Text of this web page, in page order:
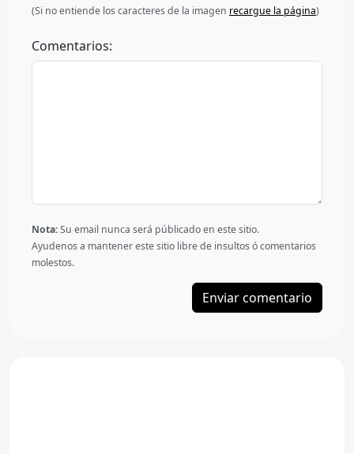
(Si no entiende los caracteres de la imagen recargue la página)
Comentarios:
Nota:Su email nunca será públicado en este sitio.
Ayudenos a mantener este sitio libre de insultos ó comentarios
molestos.